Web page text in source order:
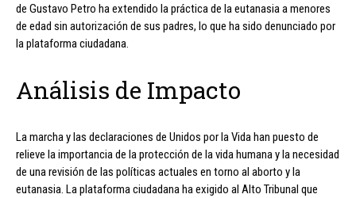
de Gustavo Petro ha extendido la práctica de la eutanasia a menores
de edad sin autorización de sus padres, lo que ha sido denunciado por
la plataforma ciudadana.
Análisis de Impacto
La marcha y las declaraciones de Unidos por la Vida han puesto de
relieve la importancia de la protección de la vida humana y la necesidad
de una revisión de las políticas actuales en torno al aborto y la
eutanasia. La plataforma ciudadana ha exigido al Alto Tribunal que